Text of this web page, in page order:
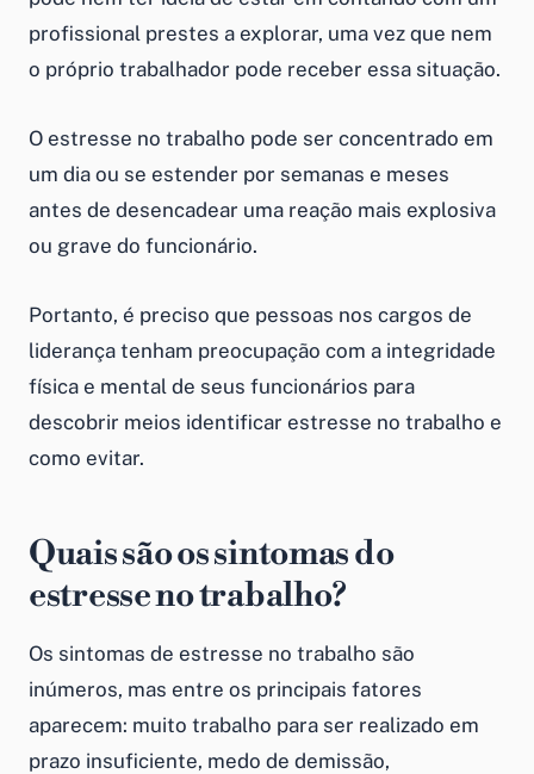
profissional prestes a explorar, uma vez que nem
o próprio trabalhador pode receber essa situação.
O estresse no trabalho pode ser concentrado em
um dia ou se estender por semanas e meses
antes de desencadear uma reação mais explosiva
ou grave do funcionário.
Portanto, é preciso que pessoas nos cargos de
liderança tenham preocupação com a integridade
física e mental de seus funcionários para
descobrir meios identificar estresse no trabalho e
como evitar.
Quais são os sintomas do
estresse no trabalho?
Os sintomas de estresse no trabalho são
inúmeros, mas entre os principais fatores
aparecem: muito trabalho para ser realizado em
prazo insuficiente, medo de demissão,